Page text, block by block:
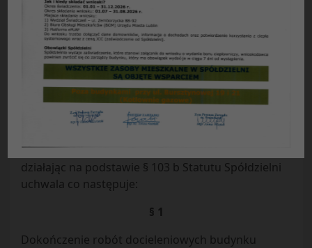
Uchwała Nr 01
Rady Przedstawicieli Nieruchomości Osiedla
„Widok”
Spółdzielni Mieszkaniowej „Czuby” w Lublinie
z dnia 20.01.2011 r.
w sprawie:uzupełnienia planu gospodarczego-
finansowego osiedla na 2011 r.
Spółdzielni Mieszkaniowej „Czuby” Lublinie
działając na podstawie § 103 b Statutu Spółdzielni
uchwala co następuje:
§ 1
Dokończenie robót docieleniowych budynku